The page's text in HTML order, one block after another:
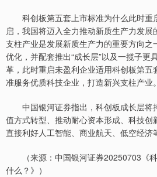
科创板第五套上市标准为什么此时重
启，我国将迈入全力推动新质生产力发
支柱产业是发展新质生产力的重要方向之
优化，并配套推出“成长层”以及一揽子更
革，此时重启未盈利企业适用科创板第
准服务优质科技企业，打造新兴支柱产业。
中国银河证券指出，科创板成长层将
值方式转型、推动耐心资本形成、科技创
直接利好人工智能、商业航天、低空经济
（来源：中国银河证券20250703《科
什么？》）